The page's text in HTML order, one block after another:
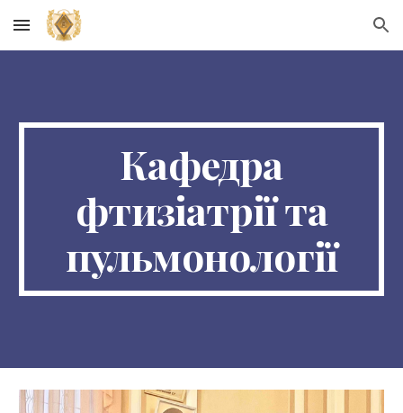
Skip to main content Skip to navigation
Кафедра
фтизіатрії та
пульмонології